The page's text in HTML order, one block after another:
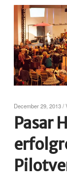
December 29, 2013/
Pasar